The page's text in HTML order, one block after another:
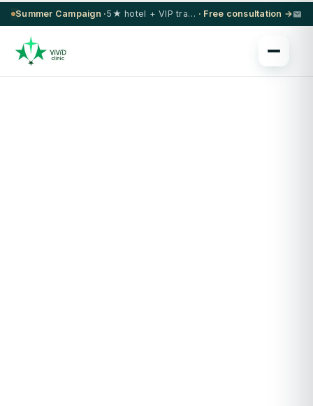
Summer Campaign · 5★ hotel + VIP transfer on select procedures · Free consultation →